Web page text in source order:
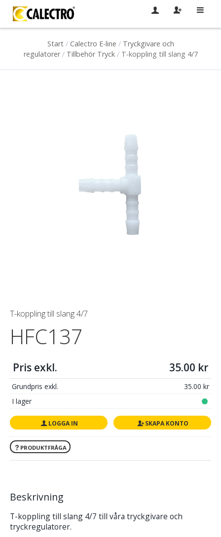
Start / Calectro E-line / Tryckgivare och
regulatorer / Tillbehör Tryck / T-koppling till slang 4/7
T-koppling till slang 4/7
HFC137
Pris exkl. 35.00
Grundpris exkl.
35.00
I lager
PRODUKTFRÅGA
LOGGA IN SKAPA KONTO
Beskrivning
T-koppling till slang 4/7 till våra tryckgivare och
tryckregulatorer.